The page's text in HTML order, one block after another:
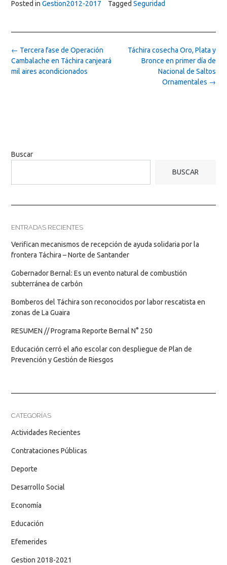
Posted in Gestion2012-2017 Tagged Seguridad
Post
navigation
Táchira cosecha Oro, Plata y
Bronce en primer día de
Nacional de Saltos
Ornamentales →
← Tercera fase de Operación
Cambalache en Táchira canjeará
mil aires acondicionados
Buscar
BUSCAR
ENTRADAS RECIENTES
Verifican mecanismos de recepción de ayuda solidaria por la
frontera Táchira – Norte de Santander
Gobernador Bernal: Es un evento natural de combustión
subterránea de carbón
Bomberos del Táchira son reconocidos por labor rescatista en
zonas de La Guaira
RESUMEN // Programa Reporte Bernal N° 250
Educación cerró el año escolar con despliegue de Plan de
Prevención y Gestión de Riesgos
CATEGORÍAS
Actividades Recientes
Contrataciones Públicas
Deporte
Desarrollo Social
Economía
Educación
Efemerides
Gestion 2018-2021